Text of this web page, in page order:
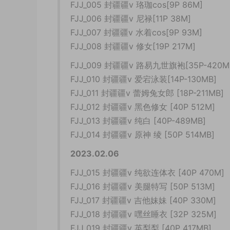
FJJ_005 封疆疆v 珞珈cos[9P 86M]
FJJ_006 封疆疆v 尼禄[11P 38M]
FJJ_007 封疆疆v 水着cos[9P 93M]
FJJ_008 封疆疆v 修女[19P 217M]
FJJ_009 封疆疆v 路易九世旗袍[35P-
FJJ_010 封疆疆v 爱宕泳装[14P-130MB]
FJJ_011 封疆疆v 蕾姆兔女郎 [18P-211MB]
FJJ_012 封疆疆v 黑色修女 [40P 512M]
FJJ_013 封疆疆v 纯白 [40P-489MB]
FJJ_014 封疆疆v 原神 绫 [50P 514MB]
2023.02.06
FJJ_015 封疆疆v 纯欲连体衣 [40P 470M]
FJJ_016 封疆疆v 美腿特写 [50P 513M]
FJJ_017 封疆疆v 吉他妹妹 [40P 330M]
FJJ_018 封疆疆v 嘿丝睡衣 [32P 325M]
FJJ_019 封疆疆v 英梨梨 [40P 417MB]